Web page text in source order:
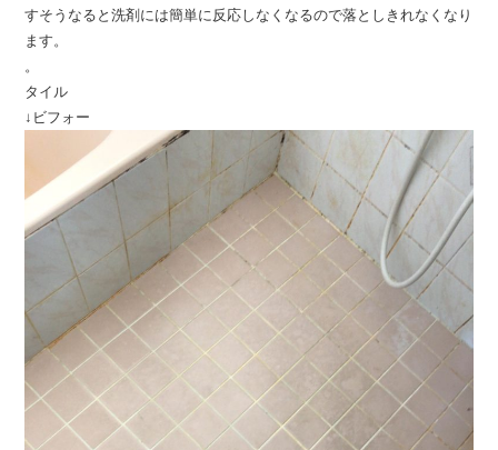
すそうなると洗剤には簡単に反応しなくなるので落としきれなくなり
ます。
。
タイル
↓ビフォー